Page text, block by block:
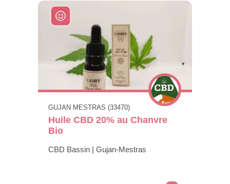
GUJAN MESTRAS (33470)
Huile CBD 20% au Chanvre
Bio
CBD Bassin | Gujan-Mestras